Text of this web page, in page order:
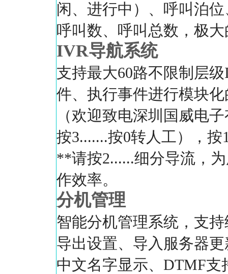
闲、进行中）、呼叫泊
呼叫数、呼叫总数，极
IVR导航系统
支持最大60路不限制层
件、执行事件进行模块
（欢迎致电深圳国威电
按3.......按0转人工），
**请按2......细分导流，
作效率。
分机管理
智能分机管理系统，支
导出设置、导入服务器
中文名字显示、DTMF支